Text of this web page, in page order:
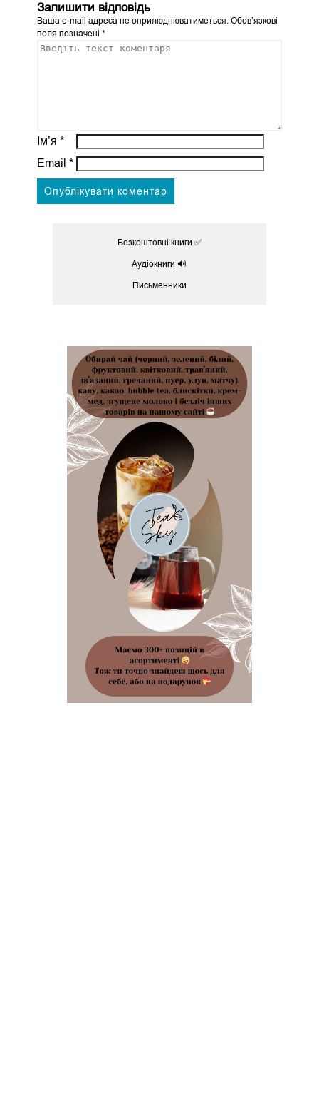
Залишити відповідь
Ваша e-mail адреса не оприлюднюватиметься.Обов’язкові
поля позначені *
Ім’я *
Email *
Безкоштовні книги ✅
Аудіокниги 🔊
Письменники